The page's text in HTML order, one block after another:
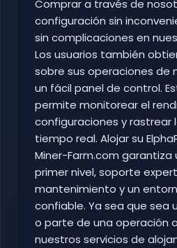
Comprar a través de
configuración sin
sin complicaciones en
Los usuarios también
sobre sus operaciones de
un fácil panel de control.
permite monitorear el
configuraciones y rastrear
tiempo real. Alojar su
Miner-Farm.com garantiza
primer nivel, soporte
mantenimiento y un
confiable. Ya sea que sea
o parte de una operación
nuestros servicios de